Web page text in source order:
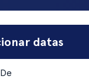
datas
De